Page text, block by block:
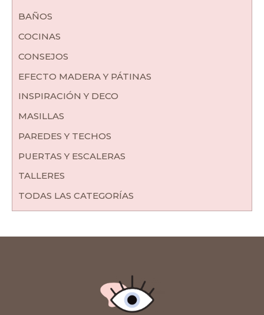
BAÑOS
COCINAS
CONSEJOS
EFECTO MADERA Y PÁTINAS
INSPIRACIÓN Y DECO
MASILLAS
PAREDES Y TECHOS
PUERTAS Y ESCALERAS
TALLERES
TODAS LAS CATEGORÍAS